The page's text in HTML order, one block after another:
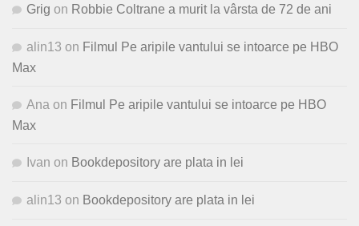
Grig on Robbie Coltrane a murit la vârsta de 72 de ani
alin13 on Filmul Pe aripile vantului se intoarce pe HBO
Max
Ana on Filmul Pe aripile vantului se intoarce pe HBO
Max
Ivan on Bookdepository are plata in lei
alin13 on Bookdepository are plata in lei